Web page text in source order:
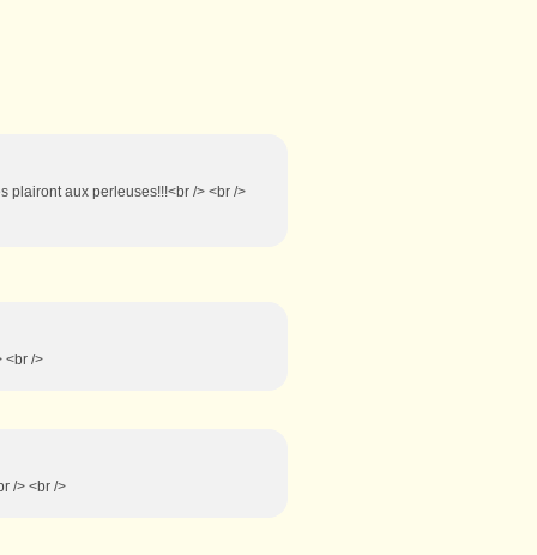
plairont aux perleuses!!!<br /> <br />
<br />
/> <br />